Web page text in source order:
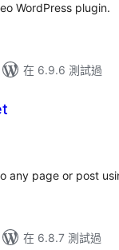
WordPress plugin.
在 6.9.6 測試過
page or post
在 6.8.7 測試過